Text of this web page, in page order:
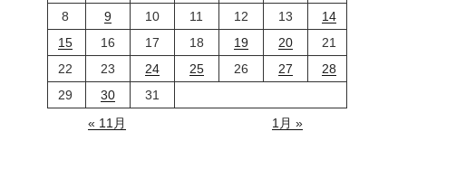
8
9 10 11 12 13
14
15
16 17 18 19 20
21
22
23 24 25 26 27
28
29
30
31
« 11月
1月 »